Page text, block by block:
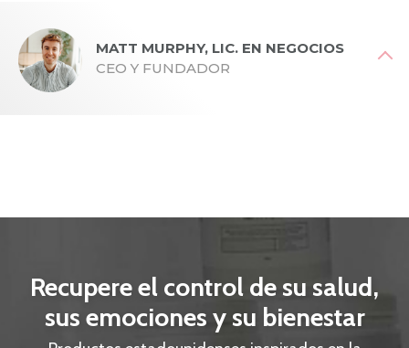
mente-cuerpo y su impulso por las soluciones holísticas
para la salud pueden verse en la creación de productos
como Hormone Harmony...
MATT MURPHY, LIC. EN NEGOCIOS
CEO Y FUNDADOR
Recupere el control de su salud,
sus emociones y su bienestar